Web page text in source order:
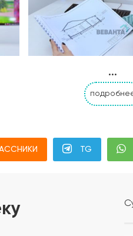
застройки;
с послойным
...
TG